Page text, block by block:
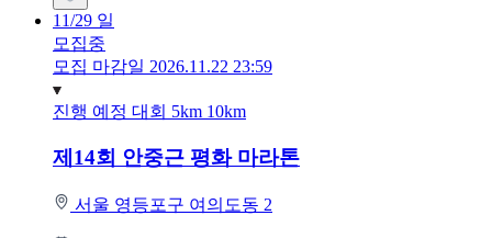
11/29 일
모집중
모집 마감일 2026.11.22 23:59
진행 예정 대회 5km 10km
제14회 안중근 평화 마라톤
서울 영등포구 여의도동 2